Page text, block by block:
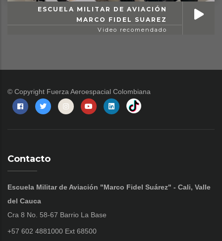
ESCUELA MILITAR DE AVIACIÓN
MARCO FIDEL SUAREZ
Video recomendado
© Copyright Fuerza Aeroespacial Colombiana
Contacto
Escuela Militar de Aviación "Marco Fidel Suárez" - Cali, Valle
del Cauca
Cra 8 No. 58-67 Barrio La Base
+57 602 4881000 Ext 68500